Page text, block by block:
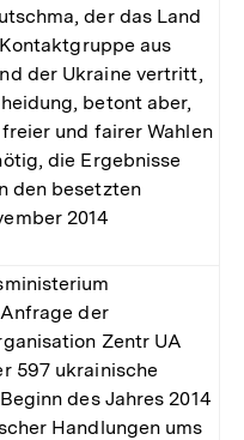
der das Land
aus
der Ukraine vertritt,
betont aber,
und fairer Wahlen
die Ergebnisse
den besetzten
2014
der
Zentr UA
597 ukrainische
des Jahres 2014
Handlungen ums